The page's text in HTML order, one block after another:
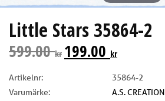
Little Stars 35864-2
599.00kr 199.00 kr
Artikelnr:
35864-2
Varumärke:
A.S. CREATION